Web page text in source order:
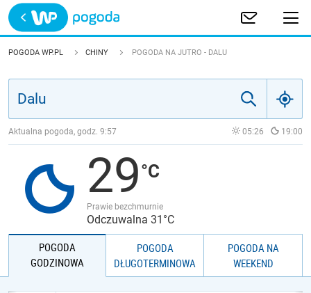
Trwa ładowanie
POLSKA
JAKOŚĆ POWIETRZA
POGODA WP.PL CHINY POGODA NA JUTRO - DALU
Aktualna pogoda, godz. 9:57 05:26 19:00
29
Prawie bezchmurnie
Odczuwalna 31°C
POGODA
GODZINOWA
POGODA
DŁUGOTERMINOWA
POGODA NA
WEEKEND